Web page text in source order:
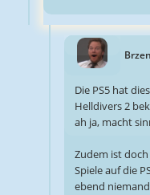
Die PS5 hat
Helldivers 2
ah ja, macht
Zudem ist
Spiele auf die
ebend